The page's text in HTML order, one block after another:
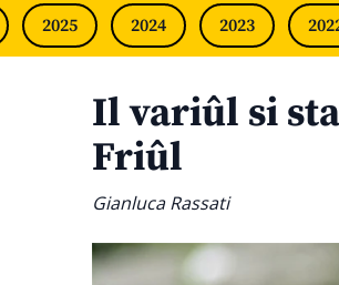
2025 2024 2023
Il variûl si
Friûl
Gianluca Rassati